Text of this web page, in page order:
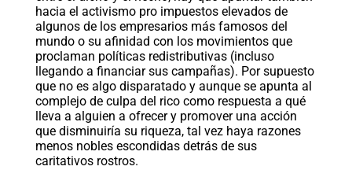
hacia el activismo pro impuestos elevados de
algunos de los empresarios más famosos del
mundo o su afinidad con los movimientos que
proclaman políticas redistributivas (incluso
llegando a financiar sus campañas). Por supuesto
que no es algo disparatado y aunque se apunta al
complejo de culpa del rico como respuesta a qué
lleva a alguien a ofrecer y promover una acción
que disminuiría su riqueza, tal vez haya razones
menos nobles escondidas detrás de sus
caritativos rostros.